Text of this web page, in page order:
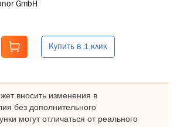
GmbH
Купить в 1 клик
вносить изменения в
без дополнительного
могут отличаться от реального